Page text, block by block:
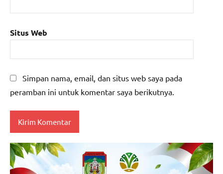
Situs Web
Simpan nama, email, dan situs web saya pada
peramban ini untuk komentar saya berikutnya.